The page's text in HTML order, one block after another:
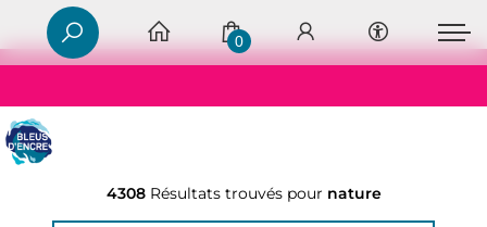
0
4308 Résultats trouvés pour nature